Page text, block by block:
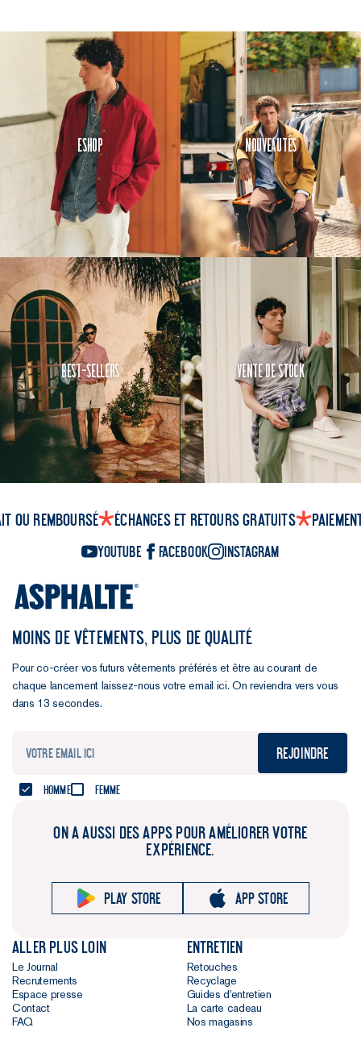
Eshop Nouveautés
Best-Sellers Vente de Stock
ou remboursé Échanges et retours gratuits
YouTube Facebook Instagram
MOINS DE VÊTEMENTS, PLUS DE QUALITÉ
Pour co-créer vos futurs vêtements préférés et être au courant de
chaque lancement laissez-nous votre email ici. On reviendra vers vous
dans 13 secondes.
Rejoindre
Homme Femme
ON A AUSSI DES APPS POUR AMÉLIORER VOTRE
EXPÉRIENCE.
Play store App store
Aller plus loin
Le Journal
Recrutements
Espace presse
Contact
FAQ
Entretien
Retouches
Recyclage
Guides d'entretien
La carte cadeau
Nos magasins